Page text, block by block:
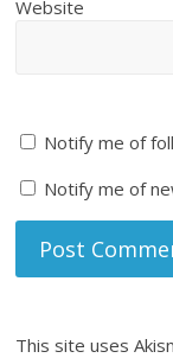
Website
Notify me of
Notify me of
This site uses